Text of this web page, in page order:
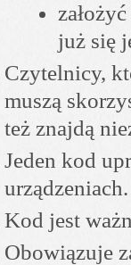
już się
Czytelnicy,
muszą
też znajdą
Jeden kod
urządzeniach.
Kod jest
Obowiązuje